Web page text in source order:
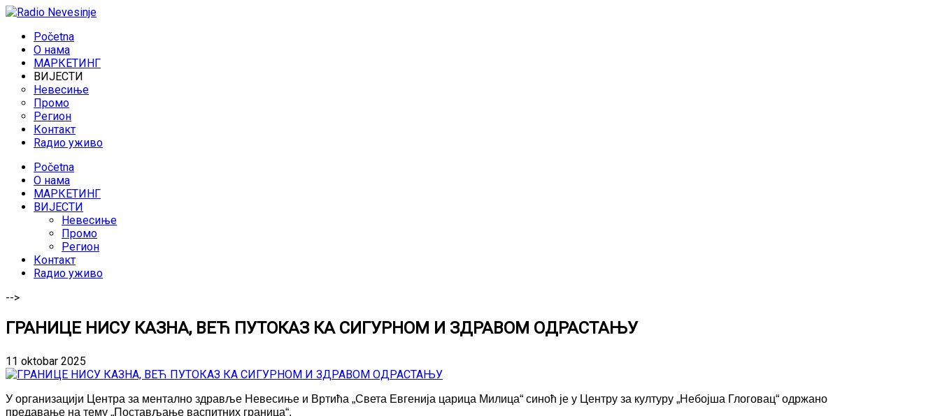
Početna
O нама
МАРКЕТИНГ
ВИЈЕСТИ
Невесиње
Промо
Регион
Контакт
Rадио уживо
Početna
O нама
МАРКЕТИНГ
ВИЈЕСТИ
Невесиње
Промо
Регион
Контакт
Rадио уживо
-->
ГРАНИЦЕ НИСУ КАЗНА, ВЕЋ ПУТОКАЗ КА СИГУРНОМ И ЗДРАВОМ ОДРАСТАЊУ
11 oktobar 2025
У организацији Центра за ментално здравље Невесиње и Вртића „Света Евгенија царица Милица“ синоћ је у Центру за културу „Небојша Глоговац“ одржано
предавање на тему „Постављање васпитних граница“.